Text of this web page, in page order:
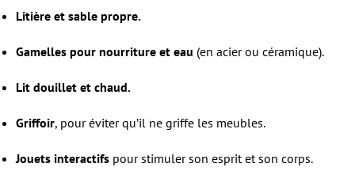
Litière et sable propre.
Gamelles pour nourriture et eau (en acier ou céramique).
Lit douillet et chaud.
Griffoir, pour éviter qu’il ne griffe les meubles.
Jouets interactifs pour stimuler son esprit et son corps.